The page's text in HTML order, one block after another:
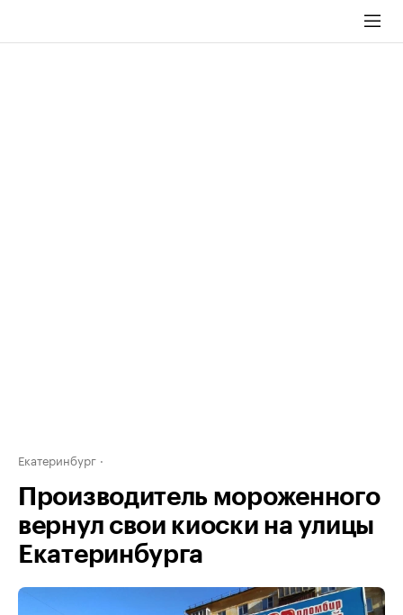
Екатеринбург
Производитель мороженного
вернул свои киоски на улицы
Екатеринбурга